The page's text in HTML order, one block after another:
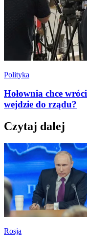
Polityka
Hołownia chce
wejdzie do rządu?
Czytaj dalej
Rosja